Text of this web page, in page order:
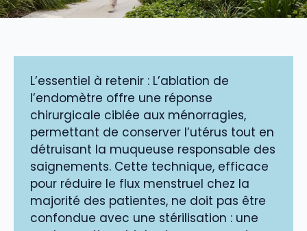
L’essentiel à retenir : L’ablation de
l’endomètre offre une réponse
chirurgicale ciblée aux ménorragies,
permettant de conserver l’utérus tout en
détruisant la muqueuse responsable des
saignements. Cette technique, efficace
pour réduire le flux menstruel chez la
majorité des patientes, ne doit pas être
confondue avec une stérilisation : une